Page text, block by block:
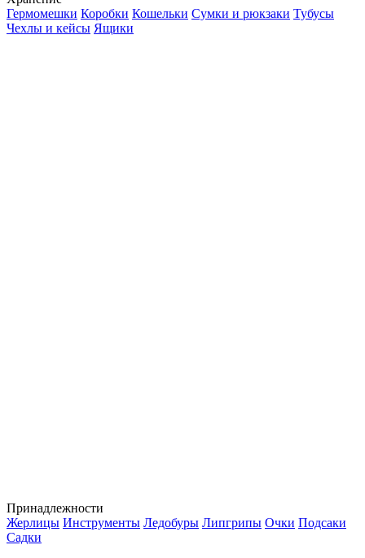
Гермомешки Коробки Кошельки Сумки и рюкзаки Тубусы
Чехлы и кейсы Ящики
Принадлежности
Жерлицы Инструменты Ледобуры Липгрипы Очки Подсаки
Садки